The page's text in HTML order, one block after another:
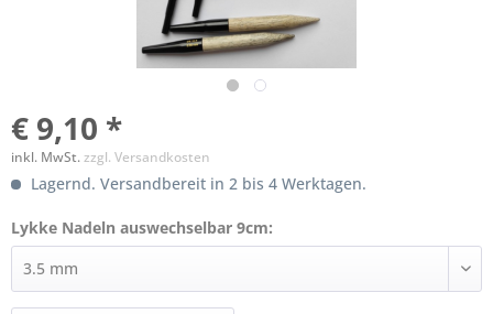
€ 9,10 *
inkl. MwSt.zzgl. Versandkosten
Lagernd. Versandbereit in 2 bis 4 Werktagen.
Lykke Nadeln auswechselbar 9cm: